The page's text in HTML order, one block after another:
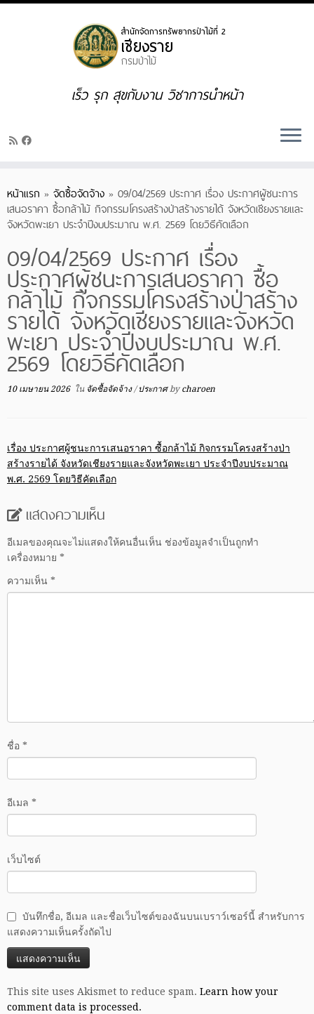
Skip
เร็ว รุก สุขกับงาน วิชาการนำหน้า
หน้าแรก » จัดซื้อจัดจ้าง » 09/04/2569 ประกาศ เรื่อง ประกาศผู้ชนะการ
เสนอราคา ซื้อกล้าไม้ กิจกรรมโครงสร้างป่าสร้างรายได้ จังหวัดเชียงรายและ
จังหวัดพะเยา ประจำปีงบประมาณ พ.ศ. 2569 โดยวิธีคัดเลือก
09/04/2569 ประกาศ เรื่อง
ประกาศผู้ชนะการเสนอราคา ซื้อ
กล้าไม้ กิจกรรมโครงสร้างป่าสร้าง
รายได้ จังหวัดเชียงรายและจังหวัด
พะเยา ประจำปีงบประมาณ พ.ศ.
2569 โดยวิธีคัดเลือก
10 เมษายน 2026ใน จัดซื้อจัดจ้าง/ประกาศbycharoen
เรื่อง ประกาศผู้ชนะการเสนอราคา ซื้อกล้าไม้ กิจกรรมโครงสร้างป่า
สร้างรายได้ จังหวัดเชียงรายและจังหวัดพะเยา ประจำปีงบประมาณ
พ.ศ. 2569 โดยวิธีคัดเลือก
แสดงความเห็น
อีเมลของคุณจะไม่แสดงให้คนอื่นเห็น ช่องข้อมูลจำเป็นถูกทำ
เครื่องหมาย *
ความเห็น *
ชื่อ *
อีเมล *
เว็บไซต์
บันทึกชื่อ, อีเมล และชื่อเว็บไซต์ของฉันบนเบราว์เซอร์นี้ สำหรับการ
แสดงความเห็นครั้งถัดไป
This site uses Akismet to reduce spam. Learn how your
comment data is processed.